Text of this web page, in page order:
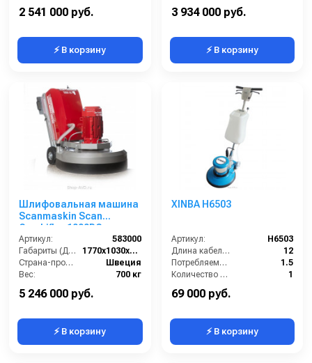
2 541 000 руб.
⚡ В корзину
3 934 000 руб.
⚡ В корзину
Шлифовальная машина
Scanmaskin Scan
Combiflex 1000RC
Артикул:
583000
Габариты (ДхШхВ):
1770х1030х1300
Страна-производитель:
Швеция
Вес:
700 кг
5 246 000 руб.
⚡ В корзину
XINBA H6503
Артикул:
H6503
Длина кабеля (м):
12
Потребляемая мощность (кВт):
1.5
Количество щеток (шт):
1
69 000 руб.
⚡ В корзину